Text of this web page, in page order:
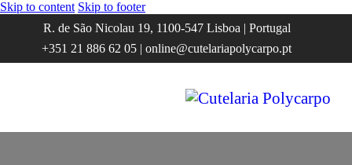
Skip to content Skip to footer
R. de São Nicolau 19, 1100-547 Lisboa | Portugal
+351 21 886 62 05 | online@cutelariapolycarpo.pt